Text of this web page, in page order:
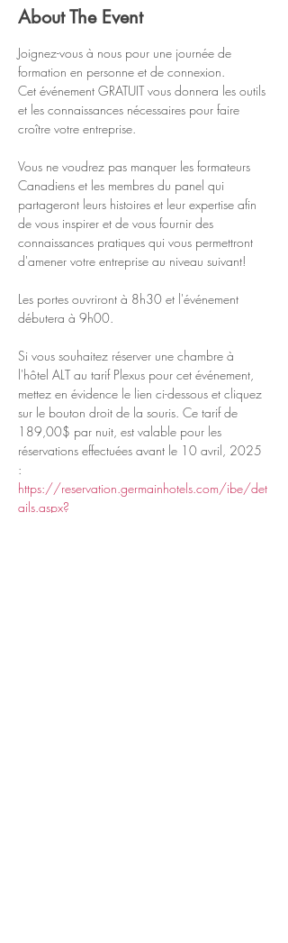
About The Event
Joignez-vous à nous pour une journée de
formation en personne et de connexion.
Cet événement GRATUIT vous donnera les outils
et les connaissances nécessaires pour faire
croître votre entreprise.
Vous ne voudrez pas manquer les formateurs
Canadiens et les membres du panel qui
partageront leurs histoires et leur expertise afin
de vous inspirer et de vous fournir des
connaissances pratiques qui vous permettront
d'amener votre entreprise au niveau suivant!
Les portes ouvriront à 8h30 et l'événement
débutera à 9h00.
Si vous souhaitez réserver une chambre à
l'hôtel ALT au tarif Plexus pour cet événement,
mettez en évidence le lien ci-dessous et cliquez
sur le bouton droit de la souris. Ce tarif de
189,00$ par nuit, est valable pour les
réservations effectuées avant le 10 avril, 2025
:
https://reservation.germainhotels.com/ibe/det
ails.aspx?